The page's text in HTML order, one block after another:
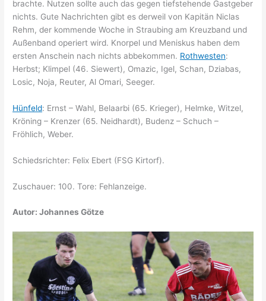
brachte. Nutzen sollte auch das gegen tiefstehende Gastgeber
nichts. Gute Nachrichten gibt es derweil von Kapitän Niclas
Rehm, der kommende Woche in Straubing am Kreuzband und
Außenband operiert wird. Knorpel und Meniskus haben dem
ersten Anschein nach nichts abbekommen. Rothwesten:
Herbst; Klimpel (46. Siewert), Omazic, Igel, Schan, Dziabas,
Losic, Noja, Reuter, Al Omari, Seeger.
Hünfeld: Ernst – Wahl, Belaarbi (65. Krieger), Helmke, Witzel,
Kröning – Krenzer (65. Neidhardt), Budenz – Schuch –
Fröhlich, Weber.
Schiedsrichter: Felix Ebert (FSG Kirtorf).
Zuschauer: 100. Tore: Fehlanzeige.
Autor: Johannes Götze